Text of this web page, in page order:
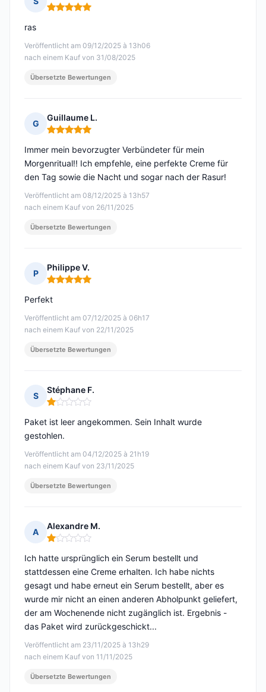
Hinweis: 5 von 5
Veröffentlicht am 09/12/2025 à 13h06
nach einem Kauf von 31/08/2025
ras
Übersetzte Bewertungen
G
Guillaume L.
Hinweis: 5 von 5
Veröffentlicht am 08/12/2025 à 13h57
nach einem Kauf von 26/11/2025
Immer mein bevorzugter Verbündeter für mein
Morgenritual!! Ich empfehle, eine perfekte Creme für
den Tag sowie die Nacht und sogar nach der Rasur!
Übersetzte Bewertungen
P
Philippe V.
Hinweis: 5 von 5
Veröffentlicht am 07/12/2025 à 06h17
nach einem Kauf von 22/11/2025
Perfekt
Übersetzte Bewertungen
S
Stéphane F.
Hinweis: 1 von 5
Veröffentlicht am 04/12/2025 à 21h19
nach einem Kauf von 23/11/2025
Paket ist leer angekommen. Sein Inhalt wurde
gestohlen.
Übersetzte Bewertungen
A
Alexandre M.
Hinweis: 1 von 5
Veröffentlicht am 23/11/2025 à 13h29
nach einem Kauf von 11/11/2025
Ich hatte ursprünglich ein Serum bestellt und
stattdessen eine Creme erhalten. Ich habe nichts
gesagt und habe erneut ein Serum bestellt, aber es
wurde mir nicht an einen anderen Abholpunkt geliefert,
der am Wochenende nicht zugänglich ist. Ergebnis -
das Paket wird zurückgeschickt...
Übersetzte Bewertungen